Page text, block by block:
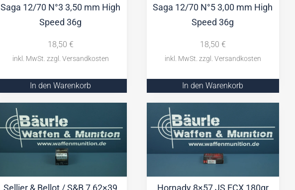
Saga 12/70 N°3 3,50 mm High
Speed 36g
18,50 €
In den Warenkorb
Saga 12/70 N°5 3,00 mm High
Speed 36g
18,50 €
In den Warenkorb
Sellier & Bellot / S&B 7,62×39
Hornady 8×57 JS ECX 180gr